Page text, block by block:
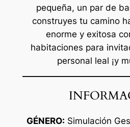
pequeña, un par de
construyes tu camino
enorme y exitosa
habitaciones para
personal leal ¡y
GÉNERO: Simulación